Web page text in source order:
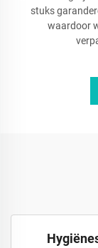
stuks
waardoor